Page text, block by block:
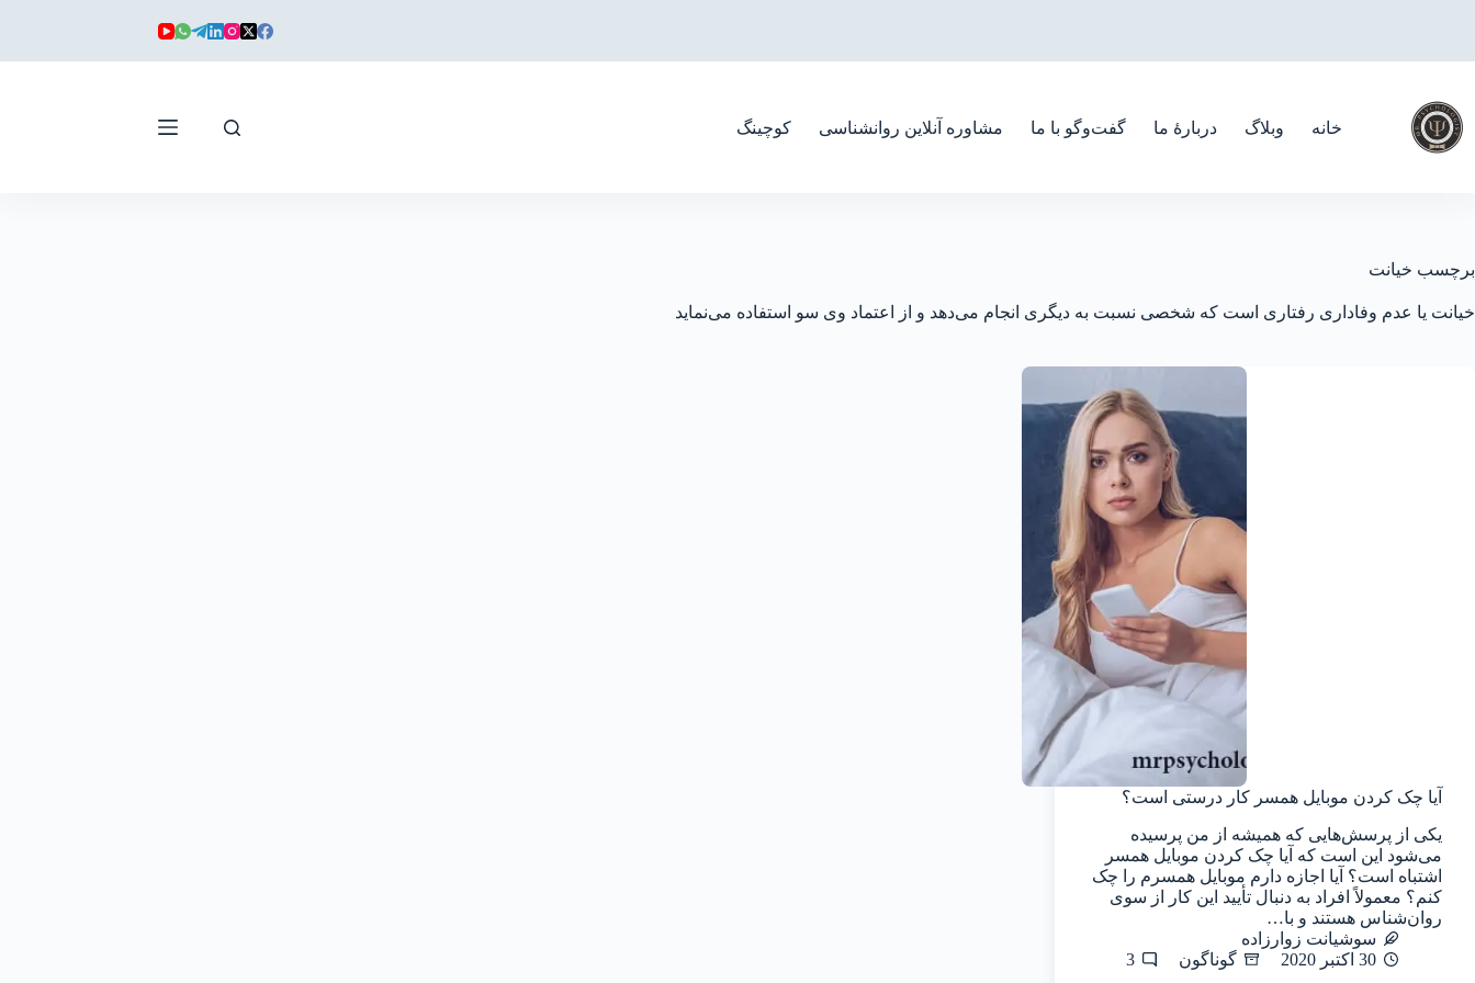
خانه وبلاگ دربارهٔ ما گفت‌و‌گو با ما مشاوره آنلاین روانشناسی کوچینگ
برچسب خیانت
خیانت یا عدم وفاداری رفتاری است که شخصی نسبت به دیگری انجام می‌دهد و از اعتماد وی سو استفاده می‌نماید
آیا چک کردن موبایل همسر کار درستی است؟
یکی از پرسش‌هایی که همیشه از من پرسیده
می‌شود این است که آیا چک کردن موبایل همسر
اشتباه است؟ آیا اجازه دارم موبایل همسرم را چک
کنم؟ معمولاً افراد به دنبال تأیید این کار از سوی
روان‌شناس هستند و با…
سوشیانت زوارزاده
30 اکتبر 2020
گوناگون 3